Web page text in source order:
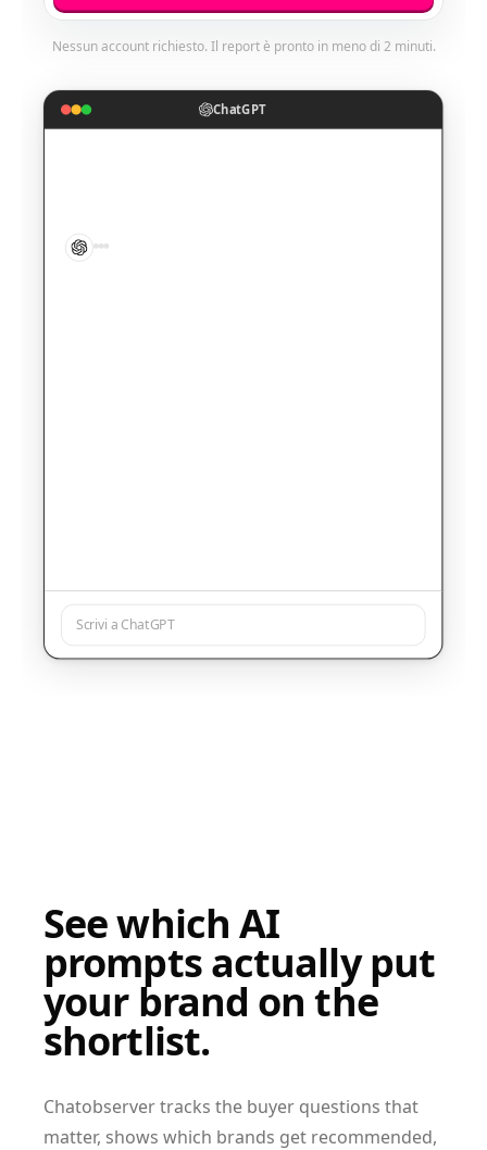
Nessun account richiesto. Il report è pronto in meno di 2 minuti.
ChatGPT
Scrivi a ChatGPT
See which AI
prompts actually put
your brand on the
shortlist.
Chatobserver tracks the buyer questions that
matter, shows which brands get recommended,